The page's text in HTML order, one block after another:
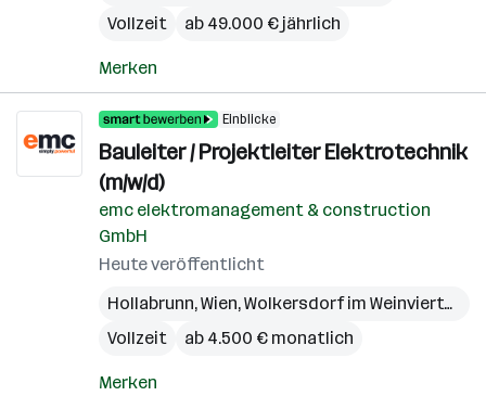
Vollzeit
ab 49.000 € jährlich
Merken
Einblicke
Bauleiter / Projektleiter Elektrotechnik
(m/w/d)
emc elektromanagement & construction
GmbH
Heute veröffentlicht
Hollabrunn,Wien,Wolkersdorf im Weinviertel
Vollzeit
ab 4.500 € monatlich
Merken